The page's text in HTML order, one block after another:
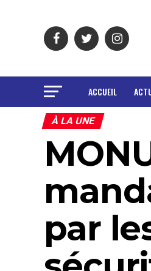
ACCUEIL
À LA UNE
par